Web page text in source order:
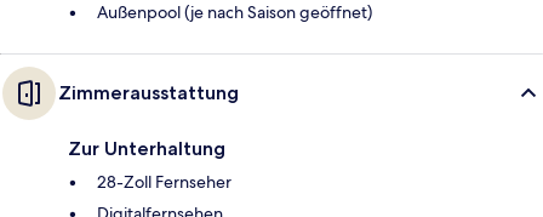
Außenpool (je nach Saison geöffnet)
Zimmerausstattung
Zur Unterhaltung
28-Zoll Fernseher